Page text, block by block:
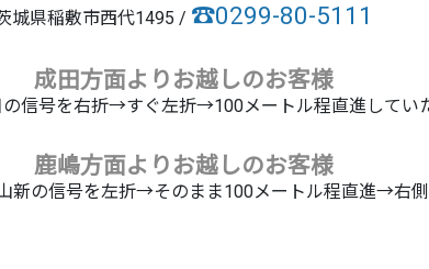
城県稲敷市西代1495 / ☎0299-80-5111
成田方面よりお越しのお客様
信号を右折→すぐ左折→100メートル程直進してい
鹿嶋方面よりお越しのお客様
の信号を左折→そのまま100メートル程直進→右側